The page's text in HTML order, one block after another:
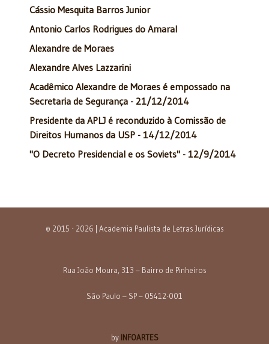
Cássio Mesquita Barros Junior
Antonio Carlos Rodrigues do Amaral
Alexandre de Moraes
Alexandre Alves Lazzarini
Acadêmico Alexandre de Moraes é empossado na
Secretaria de Segurança - 21/12/2014
Presidente da APLJ é reconduzido à Comissão de
Direitos Humanos da USP - 14/12/2014
"O Decreto Presidencial e os Soviets" - 12/9/2014
© 2015 - 2026 | Academia Paulista de Letras Jurídicas
Rua João Moura, 313 – Bairro de Pinheiros
São Paulo – SP – 05412-001
by INFOARTES